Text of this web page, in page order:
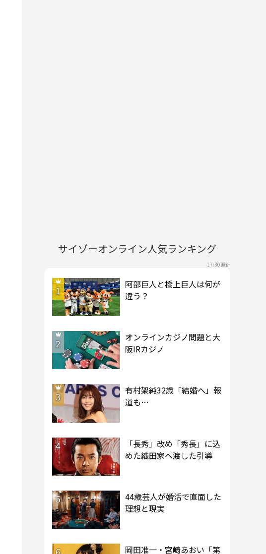
サイゾーオンライン人気ランキング
17:30更新
1
阿部巨人と橋上巨人は何が
違う？
2
オンラインカジノ問題と大
阪IRカジノ
3
有村架純32歳「結婚へ」報
道も…
4
「長秀」改め「秀長」に込
めた織田家へ渡した引導
5
44歳芸人が婚活で直面した
理想と現実
岡田准一・宮崎あおい「第